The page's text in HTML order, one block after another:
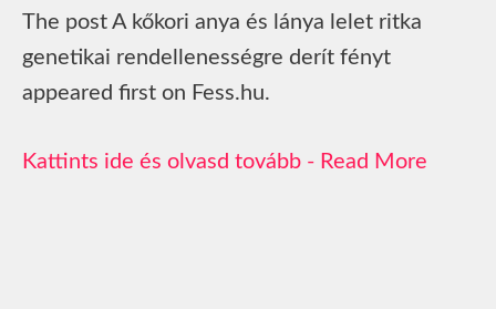
The post A kőkori anya és lánya lelet ritka
genetikai rendellenességre derít fényt
appeared first on Fess.hu.
Read More